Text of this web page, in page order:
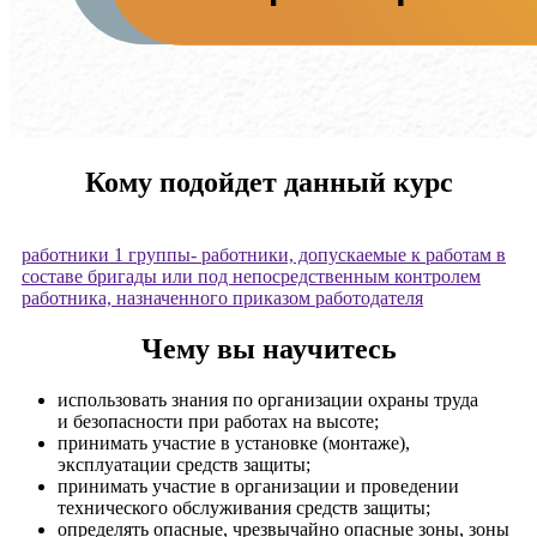
​Кому подойдет данный курс
работники 1 группы- работники, допускаемые к работам в
составе бригады или под непосредственным контролем
работника, назначенного приказом работодателя
Чему вы научитесь
использовать знания по организации охраны труда
и безопасности при работах на высоте;
принимать участие в установке (монтаже),
эксплуатации средств защиты;
принимать участие в организации и проведении
технического обслуживания средств защиты;
определять опасные, чрезвычайно опасные зоны, зоны